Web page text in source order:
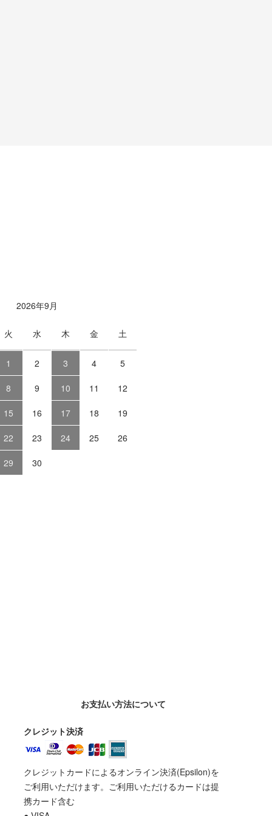
2026年9月
火 水 木 金 土
1 2 3 4 5
8 9 10 11 12
15 16 17 18 19
22 23 24 25 26
29 30
お支払い方法について
クレジット決済
クレジットカードによるオンライン決済(Epsilon)を
ご利用いただけます。ご利用いただけるカードは提
携カード含む